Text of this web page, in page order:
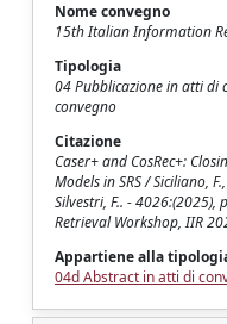
Nome convegno
15th Italian Information
Tipologia
04 Pubblicazione in atti di
convegno
Citazione
Caser+ and CosRec+:
Models in SRS / Siciliano,
Silvestri, F.. -
Retrieval Workshop, IIR
Appartiene alla
04d Abstract in atti di